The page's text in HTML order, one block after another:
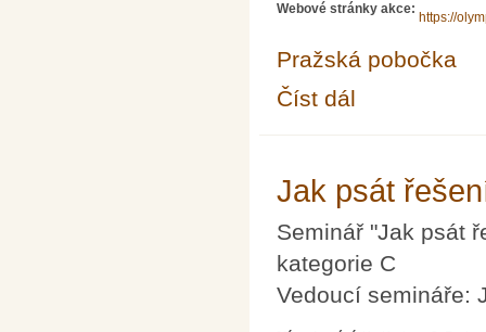
Webové stránky akce:
https://
Pražská pobočka
Číst dál
Jak psát
Seminář "Jak psát
kategorie C
Vedoucí semináře: